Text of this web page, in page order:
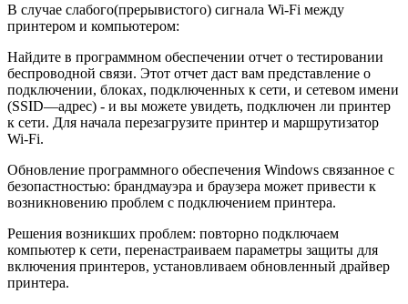
В случае слабого(прерывистого) сигнала Wi-Fi между
принтером и компьютером:
Найдите в программном обеспечении отчет о тестировании
беспроводной связи. Этот отчет даст вам представление о
подключении, блоках, подключенных к сети, и сетевом имени
(SSID—адрес) - и вы можете увидеть, подключен ли принтер
к сети. Для начала перезагрузите принтер и маршрутизатор
Wi-Fi.
Обновление программного обеспечения Windows связанное с
безопастностью: брандмауэра и браузера может привести к
возникновению проблем с подключением принтера.
Решения возникших проблем: повторно подключаем
компьютер к сети, перенастраиваем параметры защиты для
включения принтеров, установливаем обновленный драйвер
принтера.